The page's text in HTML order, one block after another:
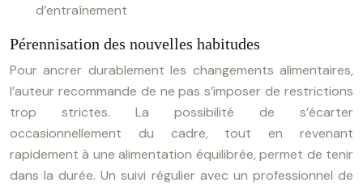
d’entraînement
Pérennisation des nouvelles habitudes
Pour ancrer durablement les changements alimentaires,
l’auteur recommande de ne pas s’imposer de restrictions
trop strictes. La possibilité de s’écarter
occasionnellement du cadre, tout en revenant
rapidement à une alimentation équilibrée, permet de tenir
dans la durée. Un suivi régulier avec un professionnel de